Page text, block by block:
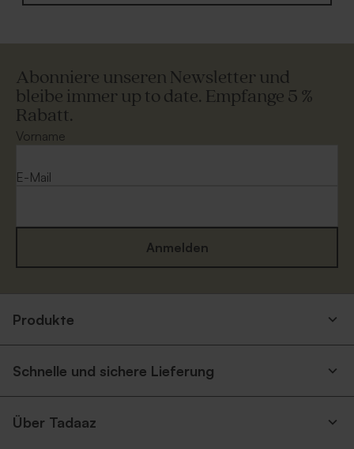
Abonniere unseren Newsletter und
bleibe immer up to date. Empfange 5 %
Rabatt.
Vorname
E-Mail
Anmelden
Produkte
Schnelle und sichere Lieferung
Über Tadaaz